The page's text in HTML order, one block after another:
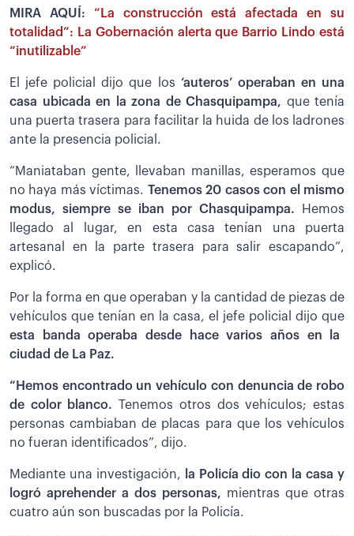
MIRA AQUÍ: “La construcción está afectada en su
totalidad”: La Gobernación alerta que Barrio Lindo está
“inutilizable”
El jefe policial dijo que los ‘auteros’ operaban en una
casa ubicada en la zona de Chasquipampa, que tenía
una puerta trasera para facilitar la huida de los ladrones
ante la presencia policial.
“Maniataban gente, llevaban manillas, esperamos que
no haya más víctimas. Tenemos 20 casos con el mismo
modus, siempre se iban por Chasquipampa. Hemos
llegado al lugar, en esta casa tenían una puerta
artesanal en la parte trasera para salir escapando”,
explicó.
Por la forma en que operaban y la cantidad de piezas de
vehículos que tenían en la casa, el jefe policial dijo que
esta banda operaba desde hace varios años en la
ciudad de La Paz.
“Hemos encontrado un vehículo con denuncia de robo
de color blanco. Tenemos otros dos vehículos; estas
personas cambiaban de placas para que los vehículos
no fueran identificados”, dijo.
Mediante una investigación, la Policía dio con la casa y
logró aprehender a dos personas, mientras que otras
cuatro aún son buscadas por la Policía.